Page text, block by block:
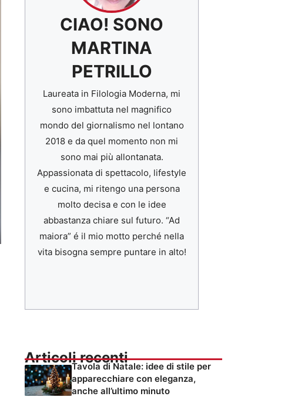
CIAO! SONO
MARTINA
PETRILLO
Laureata in Filologia Moderna, mi
sono imbattuta nel magnifico
mondo del giornalismo nel lontano
2018 e da quel momento non mi
sono mai più allontanata.
Appassionata di spettacolo, lifestyle
e cucina, mi ritengo una persona
molto decisa e con le idee
abbastanza chiare sul futuro. “Ad
maiora” é il mio motto perché nella
vita bisogna sempre puntare in alto!
Articoli recenti
Tavola di Natale: idee di stile per
apparecchiare con eleganza,
anche all’ultimo minuto